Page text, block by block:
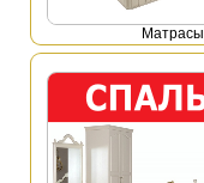
Mатрасы